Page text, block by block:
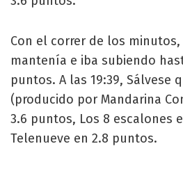
Con el correr de los
mantenía e iba subiendo
puntos. A las 19:39, Sálvese
(producido por Mandarina
3.6 puntos, Los 8 escalones
Telenueve en 2.8 puntos.